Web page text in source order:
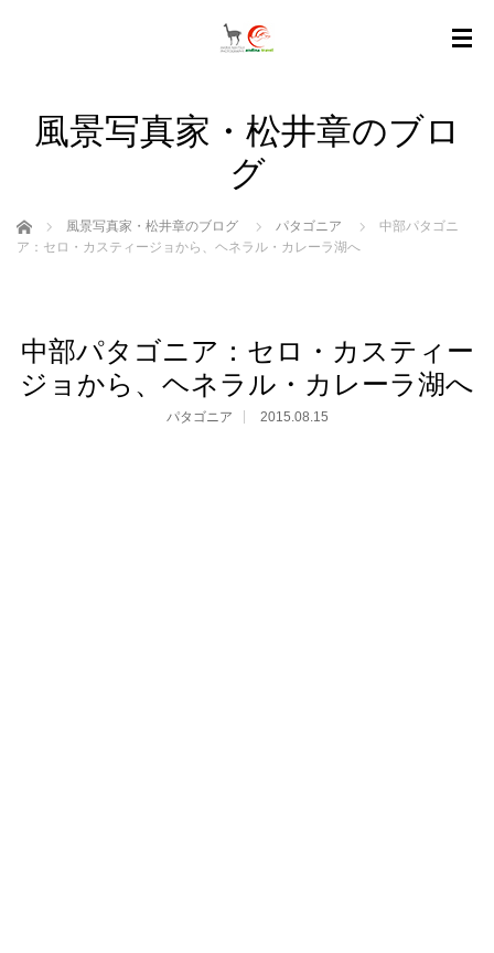
風景写真家・松井章のブロ
グ
ホーム 風景写真家・松井章のブログ パタゴニア
中部パタゴニ
ア：セロ・カスティージョから、ヘネラル・カレーラ湖へ
中部パタゴニア：セロ・カスティー
ジョから、ヘネラル・カレーラ湖へ
パタゴニア 2015.08.15